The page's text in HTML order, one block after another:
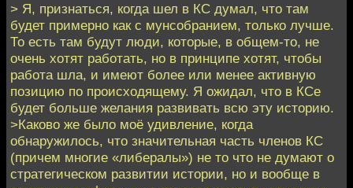
> Я, признаться, когда шел в КС думал, что там
будет примерно как с мунсобранием, только лучше.
То есть там будут люди, которые, в общем-то, не
очень хотят работать, но в принципе хотят, чтобы
работа шла, и имеют более или менее активную
позицию по происходящему. Я ожидал, что в КСе
будет больше желания развивать всю эту историю.
>Каково же было моё удивление, когда
обнаружилось, что значительная часть членов КС
(причем многие «либералы») не то что не думают о
стратегическом развитии истории, но и вообще в